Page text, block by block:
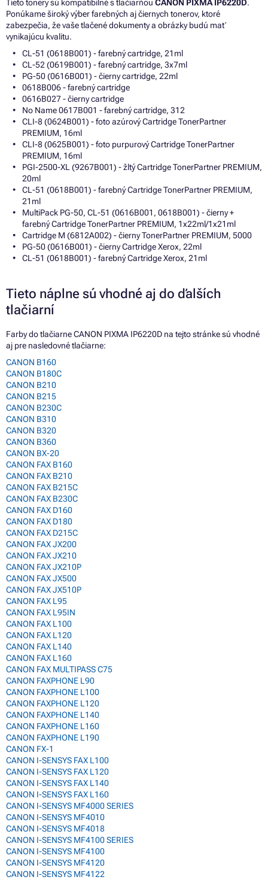
Tieto tonery sú kompatibilné s tlačiarňou CANON PIXMA IP6220D.
Ponúkame široký výber farebných aj čiernych tonerov, ktoré
zabezpečia, že vaše tlačené dokumenty a obrázky budú mať
vynikajúcu kvalitu.
CL-51 (0618B001) - farebný cartridge, 21ml
CL-52 (0619B001) - farebný cartridge, 3x7ml
PG-50 (0616B001) - čierny cartridge, 22ml
0618B006 - farebný cartridge
0616B027 - čierny cartridge
No Name 0617B001 - farebný cartridge, 312
CLI-8 (0624B001) - foto azúrový Cartridge TonerPartner
PREMIUM, 16ml
CLI-8 (0625B001) - foto purpurový Cartridge TonerPartner
PREMIUM, 16ml
PGI-2500-XL (9267B001) - žltý Cartridge TonerPartner PREMIUM,
20ml
CL-51 (0618B001) - farebný Cartridge TonerPartner PREMIUM,
21ml
MultiPack PG-50, CL-51 (0616B001, 0618B001) - čierny +
farebný Cartridge TonerPartner PREMIUM, 1x22ml/1x21ml
Cartridge M (6812A002) - čierny TonerPartner PREMIUM, 5000
PG-50 (0616B001) - čierny Cartridge Xerox, 22ml
CL-51 (0618B001) - farebný Cartridge Xerox, 21ml
Tieto náplne sú vhodné aj do ďalších
tlačiarní
Farby do tlačiarne CANON PIXMA IP6220D na tejto stránke sú vhodné
aj pre nasledovné tlačiarne:
CANON B160
CANON B180C
CANON B210
CANON B215
CANON B230C
CANON B310
CANON B320
CANON B360
CANON BX-20
CANON FAX B160
CANON FAX B210
CANON FAX B215C
CANON FAX B230C
CANON FAX D160
CANON FAX D180
CANON FAX D215C
CANON FAX JX200
CANON FAX JX210
CANON FAX JX210P
CANON FAX JX500
CANON FAX JX510P
CANON FAX L95
CANON FAX L95IN
CANON FAX L100
CANON FAX L120
CANON FAX L140
CANON FAX L160
CANON FAX MULTIPASS C75
CANON FAXPHONE L90
CANON FAXPHONE L100
CANON FAXPHONE L120
CANON FAXPHONE L140
CANON FAXPHONE L160
CANON FAXPHONE L190
CANON FX-1
CANON I-SENSYS FAX L100
CANON I-SENSYS FAX L120
CANON I-SENSYS FAX L140
CANON I-SENSYS FAX L160
CANON I-SENSYS MF4000 SERIES
CANON I-SENSYS MF4010
CANON I-SENSYS MF4018
CANON I-SENSYS MF4100 SERIES
CANON I-SENSYS MF4100
CANON I-SENSYS MF4120
CANON I-SENSYS MF4122